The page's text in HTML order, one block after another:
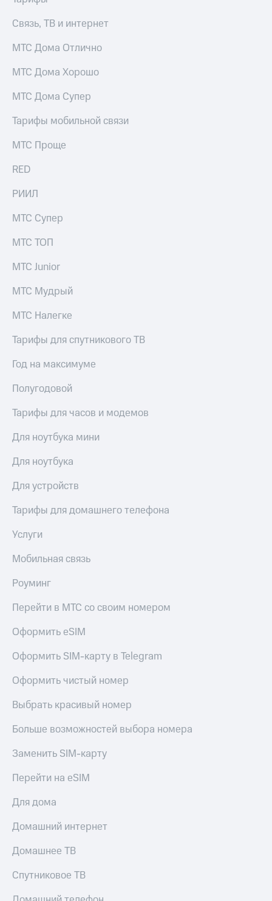
Связь, ТВ и интернет
МТС Дома Отлично
МТС Дома Хорошо
МТС Дома Супер
Тарифы мобильной связи
МТС Проще
RED
РИИЛ
МТС Супер
МТС ТОП
МТС Junior
МТС Мудрый
МТС Налегке
Тарифы для спутникового ТВ
Год на максимуме
Полугодовой
Тарифы для часов и модемов
Для ноутбука мини
Для ноутбука
Для устройств
Тарифы для домашнего телефона
Услуги
Мобильная связь
Роуминг
Перейти в МТС со своим номером
Оформить eSIM
Оформить SIM-карту в Telegram
Оформить чистый номер
Выбрать красивый номер
Больше возможностей выбора номера
Заменить SIM-карту
Перейти на eSIM
Для дома
Домашний интернет
Домашнее ТВ
Спутниковое ТВ